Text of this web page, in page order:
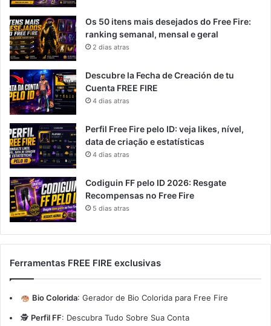
Os 50 itens mais desejados do Free Fire:
ranking semanal, mensal e geral
2 dias atras
Descubre la Fecha de Creación de tu
Cuenta FREE FIRE
4 dias atras
Perfil Free Fire pelo ID: veja likes, nível,
data de criação e estatísticas
4 dias atras
Codiguin FF pelo ID 2026: Resgate
Recompensas no Free Fire
5 dias atras
Ferramentas FREE FIRE exclusivas
Bio Colorida: Gerador de Bio Colorida para Free Fire
🕵️ Perfil FF: Descubra Tudo Sobre Sua Conta